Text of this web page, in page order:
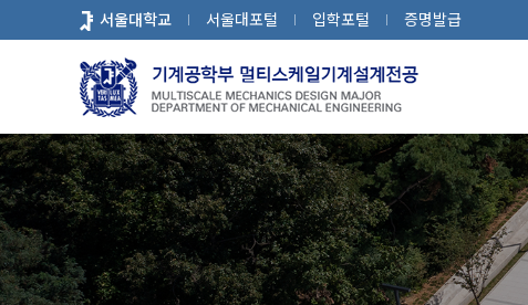
로
뉴
서울대학교 서울대포털 입학포털 증명발급